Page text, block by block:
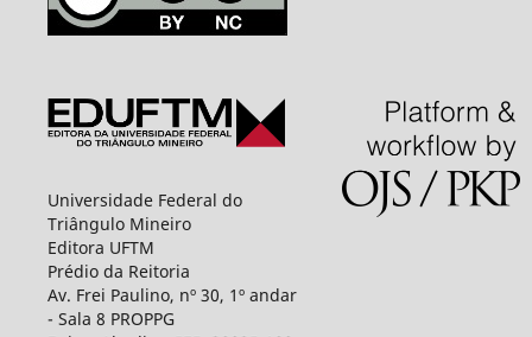
Universidade Federal do
Triângulo Mineiro
Editora UFTM
Prédio da Reitoria
Av. Frei Paulino, nº 30, 1º andar
- Sala 8 PROPPG